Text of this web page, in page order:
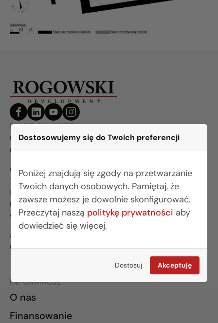
Dostosowujemy się do Twoich preferencji
Poniżej znajdują się zgody na przetwarzanie
Twoich danych osobowych. Pamiętaj, że
zawsze możesz je dowolnie skonfigurować.
Przeczytaj naszą politykę prywatności aby
dowiedzieć się więcej.
Dostosuj Akceptuję
BIURO BIAŁYSTOK
(85) 749 99 09
mieszkania@rogowskidevelopment.pl
ul. Legionowa 28 lok. 202
15-281 Białystok
BIURO WARSZAWA
(22) 642 03 55
warszawa@rogowskidevelopment.pl
al. Wilanowska 67E lok. U5
02-765 Warszawa
INFORMACJE
O nas
Finansowanie